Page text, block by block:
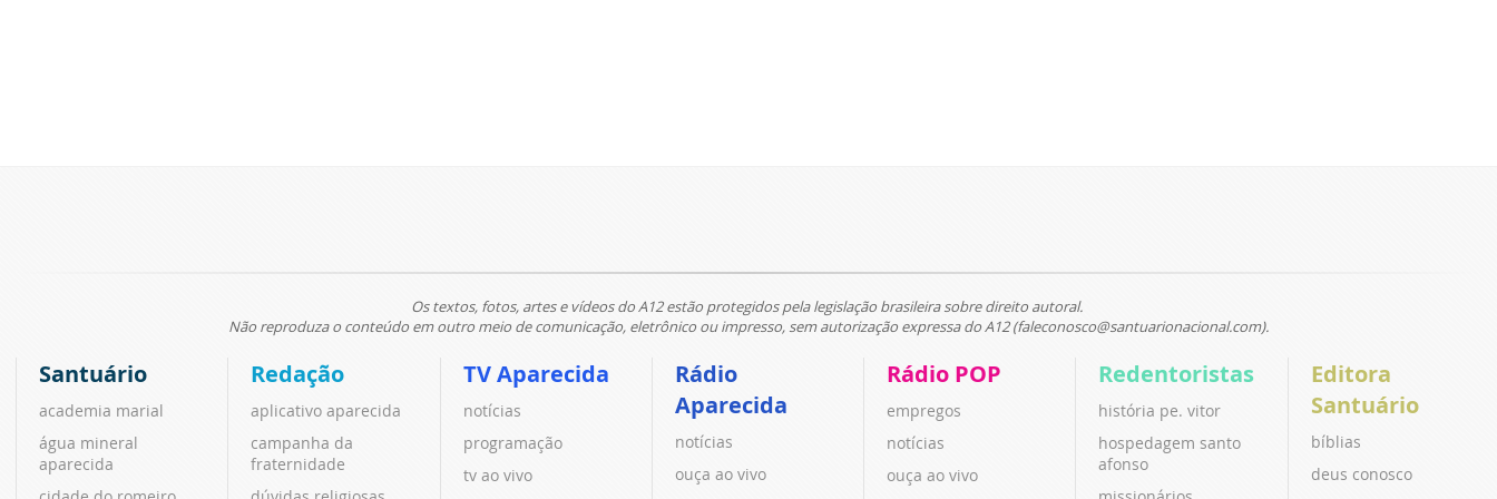
Os textos, fotos, artes e vídeos do A12 estão protegidos pela legislação brasileira sobre direito autoral.
Não reproduza o conteúdo em outro meio de comunicação, eletrônico ou impresso, sem autorização expressa do A12 (faleconosco@santuarionacional.com).
Santuário
academia marial
água mineral
aparecida
Redação
aplicativo aparecida
campanha da
fraternidade
TV Aparecida
notícias
programação
tv ao vivo
Rádio
Aparecida
notícias
ouça ao vivo
Rádio POP
empregos
notícias
ouça ao vivo
Redentoristas
história pe. vitor
hospedagem santo
afonso
Editora
Santuário
bíblias
deus conosco